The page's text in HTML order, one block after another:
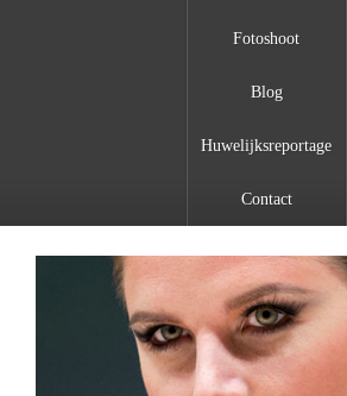
Fotoshoot
Blog
Huwelijksreportage
Contact